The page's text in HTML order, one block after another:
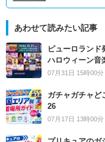
あわせて読みたい記事
ピューロラン
ハロウィーン音
07月31日 15時00分
ガチャガチャど
26
07月17日 13時00分